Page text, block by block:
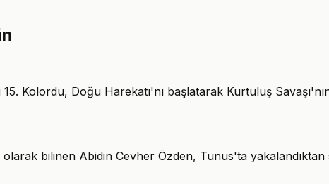
15. Kolordu, Doğu Harekatı'nı başlatarak Kurtuluş
bilinen Abidin Cevher Özden, Tunus'ta